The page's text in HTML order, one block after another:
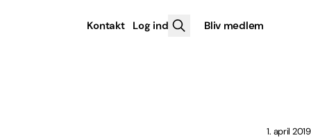
Kontakt Log ind Bliv medlem
1. april 2019